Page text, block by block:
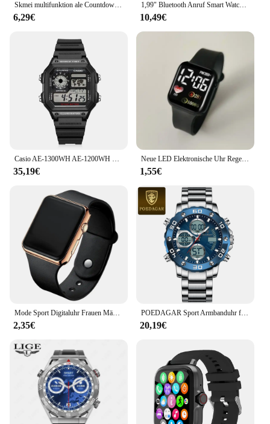
Skmei multifunktion ale Countdown Hintergrund beleuchtung digitale Armbanduhr Herren elektronische Sport uhren 5bar wasserdichte Stoppuhr reloj hombre
6,29€
1,99" Bluetooth Anruf Smart Watch Männer Frauen Full Touch Screen Sport Fitness Schrittzähler Smartwatch für Android iPhone
10,49€
Casio AE-1300WH AE-1200WH Kleine Block Digital Display Elektrische Uhr Männliche Wasserdichte Aktivismus Uhr Multifunktionale Stoppuhr
35,19€
Neue LED Elektronische Uhr Regenbogen Quadratische Wasserdichte Digitale Outdoor Sport Studenten Uhr Elektronische Uhr Relogio feminino
1,55€
Mode Sport Digitaluhr Frauen Männer Quadrat LED Uhren Silikon gürtel elektronische Frauen Digitaluhren Uhr montre femme
2,35€
POEDAGAR Sport Armbanduhr für Mann LED Alarm Dual Time Display Digital Quarz Männer Uhr Elektronische Wasserdichte herren Uhren Reloj
20,19€